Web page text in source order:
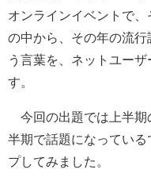
オンラインイベントで
の中から、その年の流
う言葉を、ネットユー
す。
今回の出題では上半期
半期で話題になってい
プしてみました。